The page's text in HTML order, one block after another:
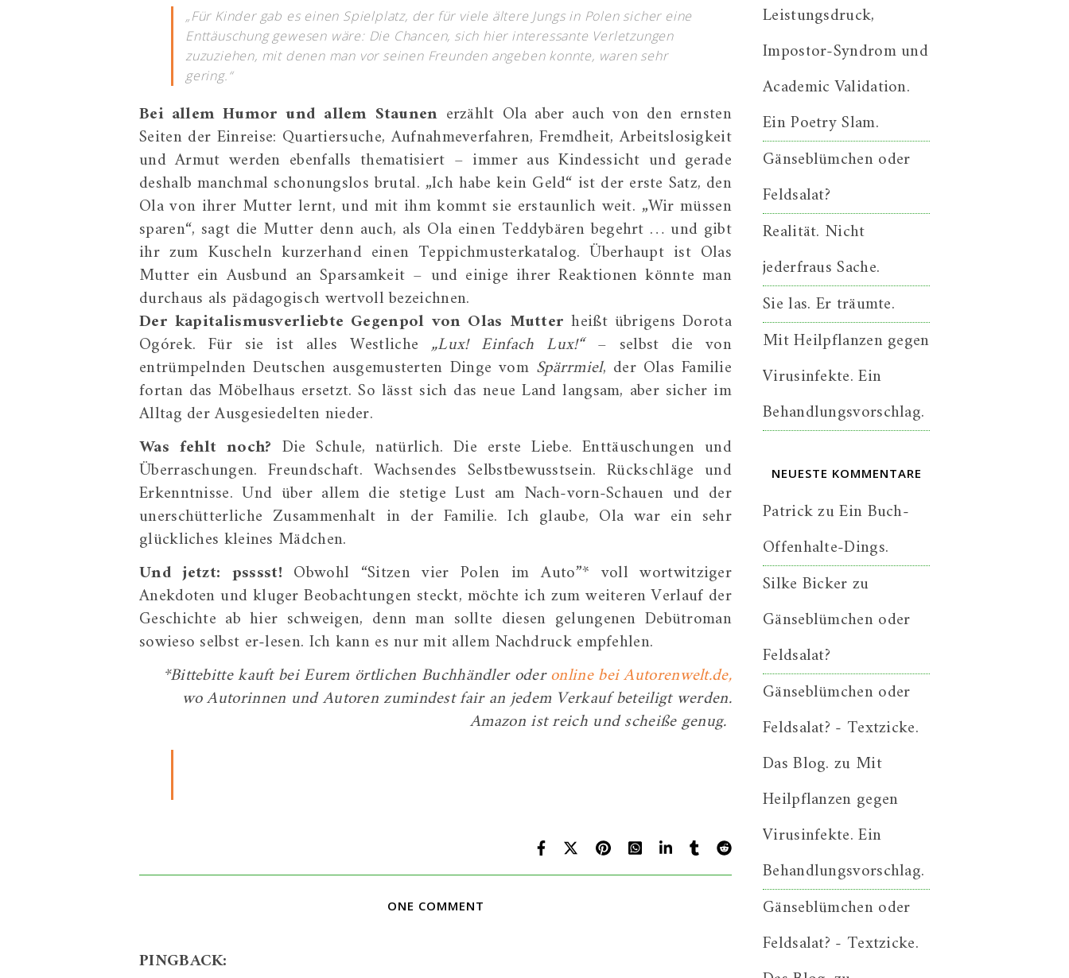
„Für Kinder gab es einen Spielplatz, der für viele ältere Jungs in Polen sicher eine
Enttäuschung gewesen wäre: Die Chancen, sich hier interessante Verletzungen
zuzuziehen, mit denen man vor seinen Freunden angeben konnte, waren sehr
gering.“
Bei allem Humor und allem Staunen erzählt Ola aber auch von den ernsten
Seiten der Einreise: Quartiersuche, Aufnahmeverfahren, Fremdheit, Arbeitslosigkeit
und Armut werden ebenfalls thematisiert – immer aus Kindessicht und gerade
deshalb manchmal schonungslos brutal. „Ich habe kein Geld“ ist der erste Satz, den
Ola von ihrer Mutter lernt, und mit ihm kommt sie erstaunlich weit. „Wir müssen
sparen“, sagt die Mutter denn auch, als Ola einen Teddybären begehrt … und gibt
ihr zum Kuscheln kurzerhand einen Teppichmusterkatalog. Überhaupt ist Olas
Mutter ein Ausbund an Sparsamkeit – und einige ihrer Reaktionen könnte man
durchaus als pädagogisch wertvoll bezeichnen.
Der kapitalismusverliebte Gegenpol von Olas Mutterheißt übrigens Dorota
Ogórek. Für sie ist alles Westliche „Lux! Einfach Lux!“ – selbst die von
entrümpelnden Deutschen ausgemusterten Dinge vom Spärrmiel, der Olas Familie
fortan das Möbelhaus ersetzt. So lässt sich das neue Land langsam, aber sicher im
Alltag der Ausgesiedelten nieder.
Was fehlt noch? Die Schule, natürlich. Die erste Liebe. Enttäuschungen und
Überraschungen. Freundschaft. Wachsendes Selbstbewusstsein. Rückschläge und
Erkenntnisse. Und über allem die stetige Lust am Nach-vorn-Schauen und der
unerschütterliche Zusammenhalt in der Familie. Ich glaube, Ola war ein sehr
glückliches kleines Mädchen.
Und jetzt: psssst! Obwohl “Sitzen vier Polen im Auto”* voll wortwitziger
Anekdoten und kluger Beobachtungen steckt, möchte ich zum weiteren Verlauf der
Geschichte ab hier schweigen, denn man sollte diesen gelungenen Debütroman
sowieso selbst er-lesen. Ich kann es nur mit allem Nachdruck empfehlen.
*Bittebitte kauft bei Eurem örtlichen Buchhändler oderonline bei Autorenwelt.de,
wo Autorinnen und Autoren zumindest fair an jedem Verkauf beteiligt werden.
Amazon ist reich und scheiße genug.
ONE COMMENT
PINGBACK:
Leistungsdruck,
Impostor-Syndrom und
Academic Validation.
Ein Poetry Slam.
Gänseblümchen oder
Feldsalat?
Realität. Nicht
jederfraus Sache.
Sie las. Er träumte.
Mit Heilpflanzen gegen
Virusinfekte. Ein
Behandlungsvorschlag.
NEUESTE KOMMENTARE
PatrickzuEin Buch-
Offenhalte-Dings.
Silke Bickerzu
Gänseblümchen oder
Feldsalat?
Gänseblümchen oder
Feldsalat? - Textzicke.
Das Blog. zu Mit
Heilpflanzen gegen
Virusinfekte. Ein
Behandlungsvorschlag.
Gänseblümchen oder
Feldsalat? - Textzicke.